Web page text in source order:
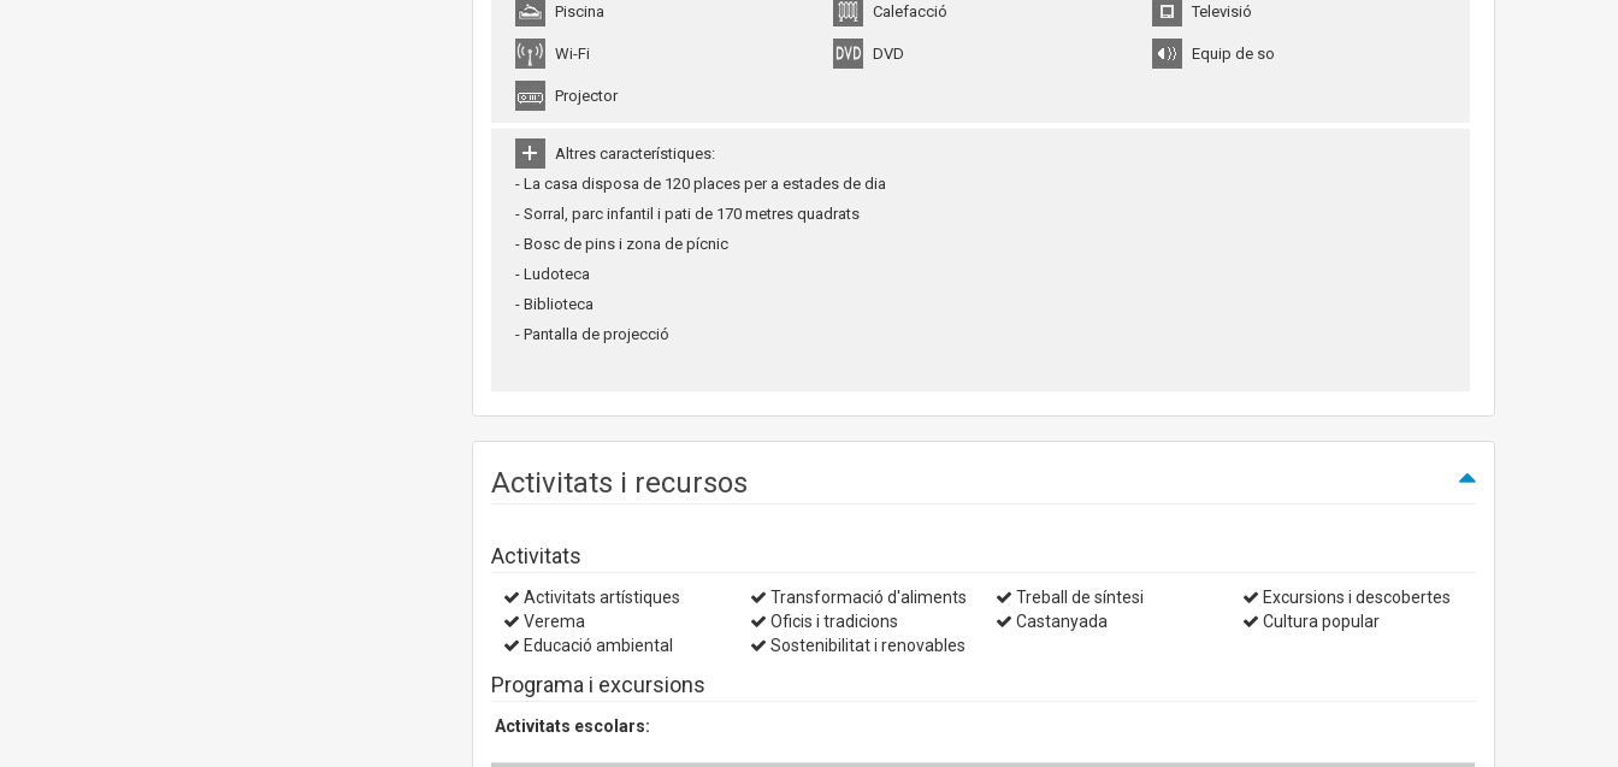
Piscina Calefacció Televisió
Wi-Fi DVD Equip de so
Projector
Altres característiques:
- La casa disposa de 120 places per a estades de dia
- Sorral, parc infantil i pati de 170 metres quadrats
- Bosc de pins i zona de pícnic
- Ludoteca
- Biblioteca
- Pantalla de projecció
Activitats i recursos
Activitats
Activitats artístiques Transformació d'aliments Treball de síntesi
Excursions i descobertes
Verema
Oficis i tradicions Castanyada
Cultura popular
Educació ambiental
Sostenibilitat i renovables
Programa i excursions
Activitats escolars: